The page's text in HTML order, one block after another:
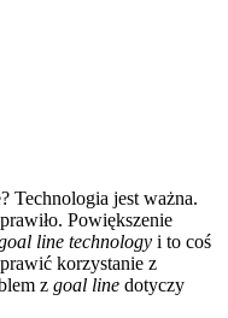
Technologia jest ważna.
Powiększenie
line technology i to coś
korzystanie z
z goal line dotyczy